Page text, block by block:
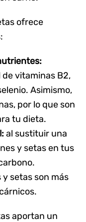
ofrece
vitaminas B2,
Asimismo,
por lo que son
tu dieta.
al sustituir una
y setas en tus
setas son más
aportan un